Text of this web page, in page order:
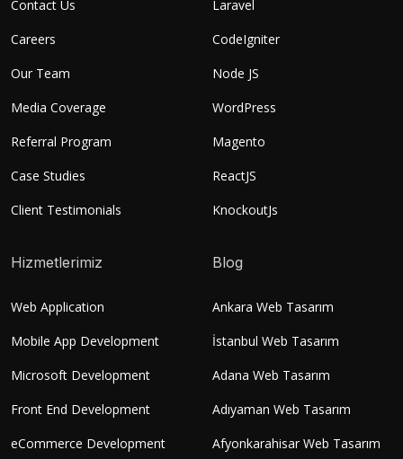
Contact Us
Careers
Our Team
Media Coverage
Referral Program
Case Studies
Client Testimonials
Laravel
CodeIgniter
Node JS
WordPress
Magento
ReactJS
KnockoutJs
Hizmetlerimiz
Web Application
Mobile App Development
Microsoft Development
Front End Development
eCommerce Development
Blog
Ankara Web Tasarım
İstanbul Web Tasarım
Adana Web Tasarım
Adıyaman Web Tasarım
Afyonkarahisar Web Tasarım